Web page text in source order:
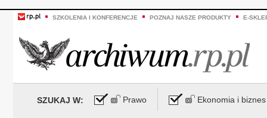
SZKOLENIA I KONFERENCJE POZNAJ NASZE PRODUKTY E-
SZUKAJ W: Prawo Ekonomia i biznes